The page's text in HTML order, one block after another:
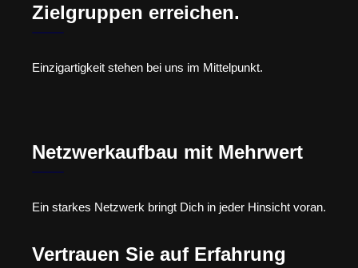
Zielgruppen erreichen.
Einzigartigkeit stehen bei uns im Mittelpunkt.
Netzwerkaufbau mit Mehrwert
Ein starkes Netzwerk bringt Dich in jeder Hinsicht voran.
Vertrauen Sie auf Erfahrung